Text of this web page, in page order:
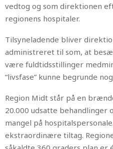
vedtog og som direktionen
regionens hospitaler.
Tilsyneladende bliver
administreret til som, at
være fuldtidsstillinger
“livsfase” kunne begrunde
Region Midt står på en
20.000 udsatte behandlinger
mangel på
ekstraordinære tiltag.